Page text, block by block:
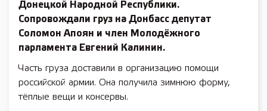
Донецкой Народной Республики.
Сопровождали груз на Донбасс депутат
Соломон Апоян и член Молодёжного
парламента Евгений Калинин.
Часть груза доставили в организацию помощи
российской армии. Она получила зимнюю форму,
тёплые вещи и консервы.